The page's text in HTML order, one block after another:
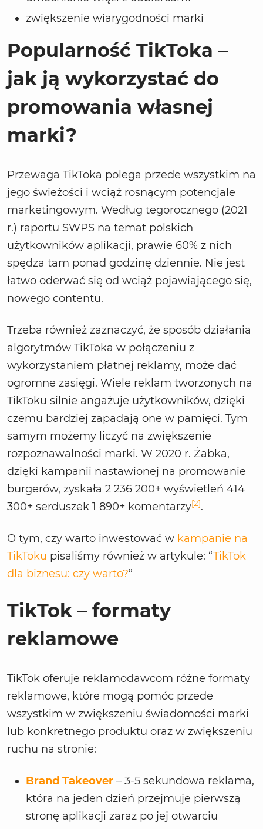
zwiększenie wiarygodności marki
Popularność TikToka –
jak ją wykorzystać do
promowania własnej
marki?
Przewaga TikToka polega przede wszystkim na
jego świeżości i wciąż rosnącym potencjale
marketingowym. Według tegorocznego (2021
r.) raportu SWPS na temat polskich
użytkowników aplikacji, prawie 60% z nich
spędza tam ponad godzinę dziennie. Nie jest
łatwo oderwać się od wciąż pojawiającego się,
nowego contentu.
Trzeba również zaznaczyć, że sposób działania
algorytmów TikToka w połączeniu z
wykorzystaniem płatnej reklamy, może dać
ogromne zasięgi. Wiele reklam tworzonych na
TikToku silnie angażuje użytkowników, dzięki
czemu bardziej zapadają one w pamięci. Tym
samym możemy liczyć na zwiększenie
rozpoznawalności marki. W 2020 r. Żabka,
dzięki kampanii nastawionej na promowanie
burgerów, zyskała 2 236 200+ wyświetleń 414
300+ serduszek 1 890+ komentarzy[2].
O tym, czy warto inwestować w kampanie na
TikToku pisaliśmy również w artykule: “TikTok
dla biznesu: czy warto?”
TikTok – formaty
reklamowe
TikTok oferuje reklamodawcom różne formaty
reklamowe, które mogą pomóc przede
wszystkim w zwiększeniu świadomości marki
lub konkretnego produktu oraz w zwiększeniu
ruchu na stronie:
Brand Takeover – 3-5 sekundowa reklama,
która na jeden dzień przejmuje pierwszą
stronę aplikacji zaraz po jej otwarciu